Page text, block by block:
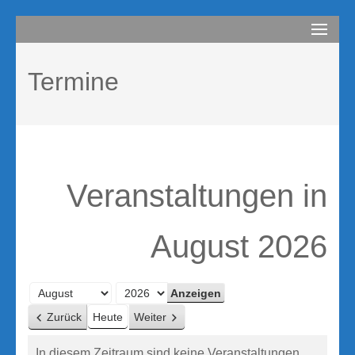
Inhalt
(Enter
drücken)
compurem
Termine
Veranstaltungen in
August 2026
Monat
Jahr
Zurück Heute Weiter